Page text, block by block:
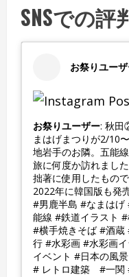
SNSでの評
お祭りユー
お祭りユーザー: 秋田
まはげまつりが2/10
地岩手のお隣。五能
旅に何度か訪れまし
拙著に使用したもの
2022年に韓国版も発
#男鹿半島 #なまはげ
能線 #鉄道イラスト
#横手焼きそば #酒
行 #水彩画 #水彩画
イベント #日本の風
# レトロ建築 #一関